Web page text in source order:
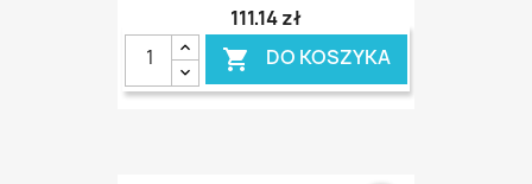
111,14 zł
 DO KOSZYKA